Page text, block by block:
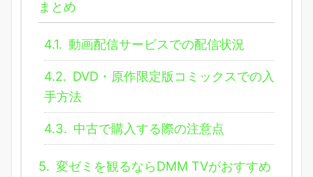
まとめ
4.1. 動画配信サービスでの配信状況
4.2. DVD・原作限定版コミックスでの入
手方法
4.3. 中古で購入する際の注意点
5. 変ゼミを観るならDMM TVがおすすめ